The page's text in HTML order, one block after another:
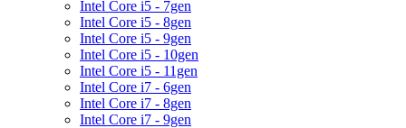
Intel Core i5 - 7gen
Intel Core i5 - 8gen
Intel Core i5 - 9gen
Intel Core i5 - 10gen
Intel Core i5 - 11gen
Intel Core i7 - 6gen
Intel Core i7 - 8gen
Intel Core i7 - 9gen